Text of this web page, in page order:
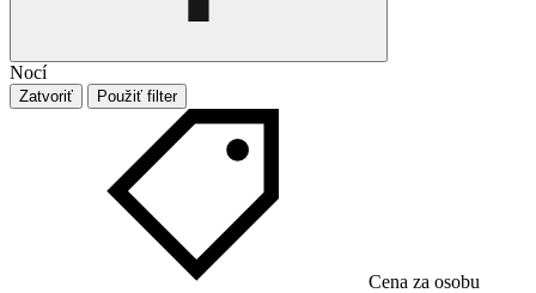
Nocí
Zatvoriť Použiť filter
Cena za osobu